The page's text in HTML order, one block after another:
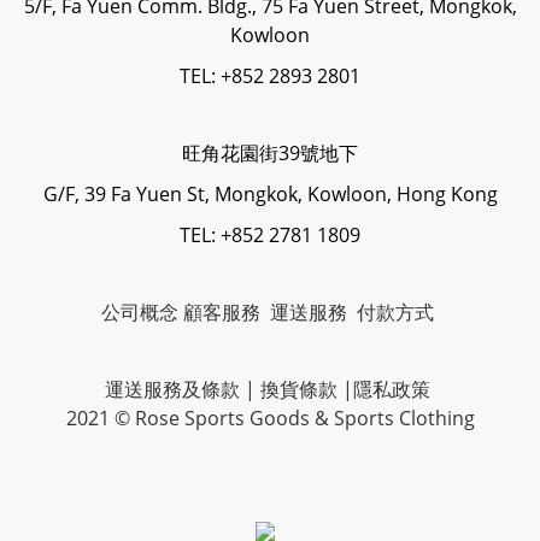
5/F, Fa Yuen Comm. Bldg., 75 Fa Yuen Street, Mongkok,
Kowloon
TEL: +852 2893 2801
旺角花園街39號地下
G/F, 39 Fa Yuen St, Mongkok, Kowloon, Hong Kong
TEL: +852 2781 1809
公司概念 顧客服務 運送服務 付款方式
運送服務及條款 | 換貨條款 |隱私政策
2021 © Rose Sports Goods & Sports Clothing